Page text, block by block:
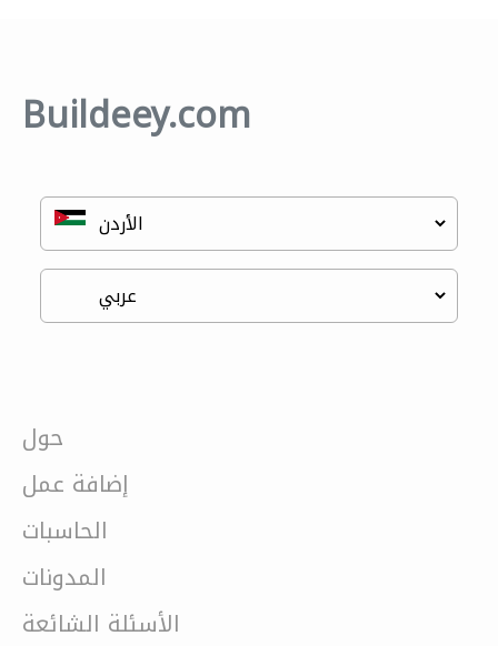
Buildeey.com
حول
إضافة عمل
الحاسبات
المدونات
الأسئلة الشائعة